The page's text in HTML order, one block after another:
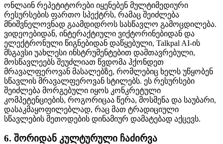
ონლაინ რეპეტიტორები იყენებენ მულტიმედიური
რესურსების ფართო სპექტრს, რამაც შეიძლება
მნიშვნელოვნად გაამდიდროს სასწავლო გამოცდილება.
ვიდეოებიდან, ინტერაქტიული ვიქტორინებიდან და
ელექტრონული წიგნებიდან დაწყებული, Talkpal AI-ის
მსგავსი უახლესი ინსტრუმენტებით დამთავრებული,
მოსწავლეებს შეუძლიათ წვდომა ჰქონდეთ
მრავალფეროვან მასალებზე, რომლებიც ხელს უწყობენ
სწავლის მრავალფეროვან სტილებს. ეს რესურსები
შეიძლება მორგებული იყოს კონკრეტული
კომპეტენციების, როგორიცაა წერა, მოსმენა და საუბარი,
დასაკმაყოფილებლად, რაც მათ ტრადიციული
სწავლების მეთოდების დინამიურ დამატებად აქცევს.
6. შორიდან კულტურული ჩაძირვა